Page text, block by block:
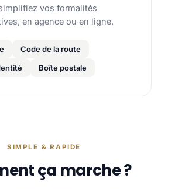
vos formalités
en agence ou en ligne.
Code de la route
Boîte postale
SIMPLE & RAPIDE
ça marche ?